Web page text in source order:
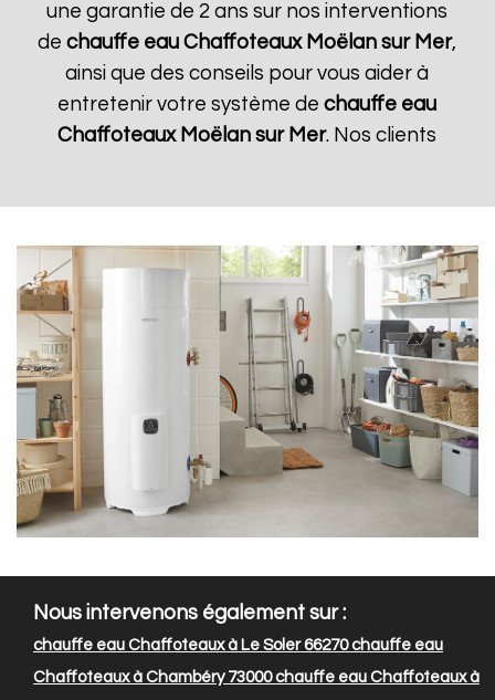
une garantie de 2 ans sur nos interventions
dechauffe eau Chaffoteaux Moëlan sur Mer,
ainsi que des conseils pour vous aider à
entretenir votre système dechauffe eau
Chaffoteaux Moëlan sur Mer. Nos clients
Nous intervenons également sur :
chauffe eau Chaffoteaux à Le Soler 66270chauffe eau
Chaffoteaux à Chambéry 73000chauffe eau Chaffoteaux à